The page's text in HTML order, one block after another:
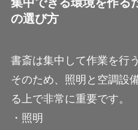
の選び方
書斎は集中して作業を行
そのため、照明と空調設
る上で非常に重要です。
・照明